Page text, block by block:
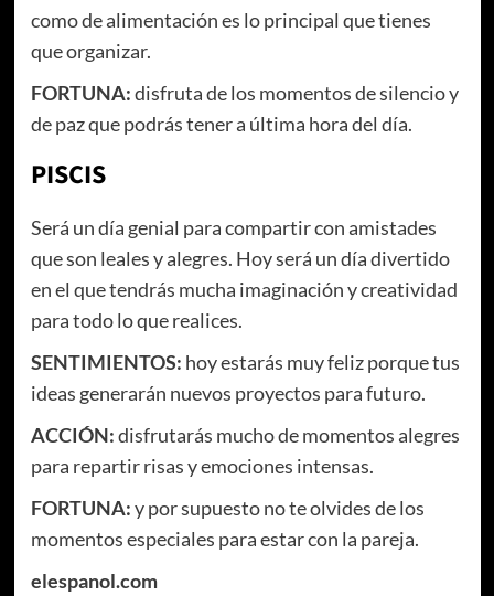
como de alimentación es lo principal que tienes
que organizar.
FORTUNA:disfruta de los momentos de silencio y
de paz que podrás tener a última hora del día.
PISCIS
Será un día genial para compartir con amistades
que son leales y alegres. Hoy será un día divertido
en el que tendrás mucha imaginación y creatividad
para todo lo que realices.
SENTIMIENTOS: hoy estarás muy feliz porque tus
ideas generarán nuevos proyectos para futuro.
ACCIÓN:disfrutarás mucho de momentos alegres
para repartir risas y emociones intensas.
FORTUNA:y por supuesto no te olvides de los
momentos especiales para estar con la pareja.
elespanol.com